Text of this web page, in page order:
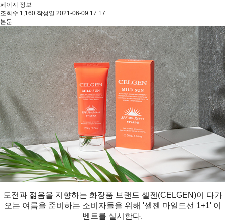
페이지 정보
조회수 1,160 작성일 2021-06-09 17:17
본문
도전과 젊음을 지향하는 화장품 브랜드 셀젠(CELGEN)이 다가
오는 여름을 준비하는 소비자들을 위해 '셀젠 마일드선 1+1' 이
벤트를 실시한다.